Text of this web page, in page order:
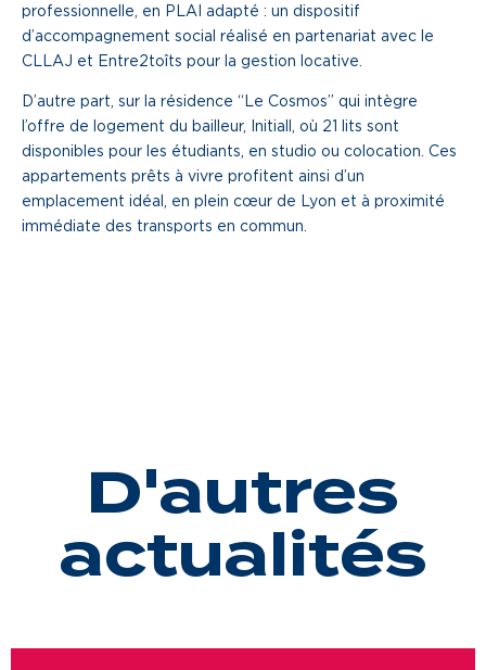
professionnelle, en PLAI adapté : un dispositif
d’accompagnement social réalisé en partenariat avec le
CLLAJ et Entre2toîts pour la gestion locative.
D’autre part, sur la résidence “Le Cosmos” qui intègre
l’offre de logement du bailleur, Initiall, où 21 lits sont
disponibles pour les étudiants, en studio ou colocation. Ces
appartements prêts à vivre profitent ainsi d’un
emplacement idéal, en plein cœur de Lyon et à proximité
immédiate des transports en commun.
D'autres
actualités